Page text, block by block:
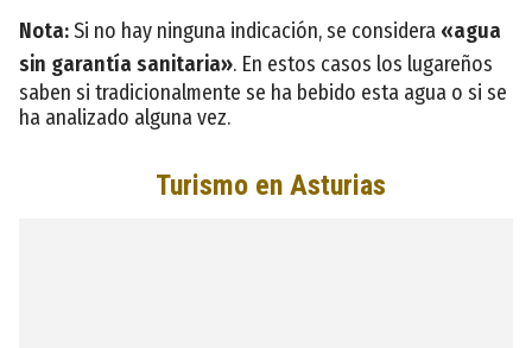
Nota:Si no hay ninguna indicación, se considera «agua
sin garantía sanitaria». En estos casos los lugareños
saben si tradicionalmente se ha bebido esta agua o si se
ha analizado alguna vez.